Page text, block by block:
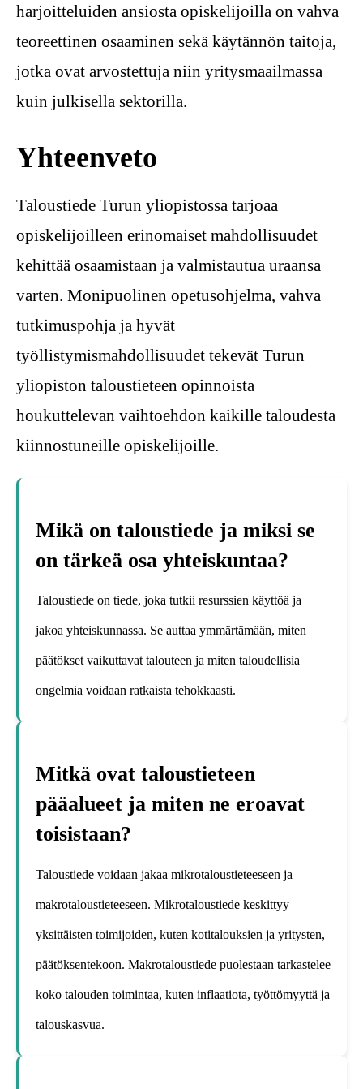
harjoitteluiden ansiosta opiskelijoilla on vahva
teoreettinen osaaminen sekä käytännön taitoja,
jotka ovat arvostettuja niin yritysmaailmassa
kuin julkisella sektorilla.
Yhteenveto
Taloustiede Turun yliopistossa tarjoaa
opiskelijoilleen erinomaiset mahdollisuudet
kehittää osaamistaan ja valmistautua uraansa
varten. Monipuolinen opetusohjelma, vahva
tutkimuspohja ja hyvät
työllistymismahdollisuudet tekevät Turun
yliopiston taloustieteen opinnoista
houkuttelevan vaihtoehdon kaikille taloudesta
kiinnostuneille opiskelijoille.
Mikä on taloustiede ja miksi se
on tärkeä osa yhteiskuntaa?
Taloustiede on tiede, joka tutkii resurssien käyttöä ja
jakoa yhteiskunnassa. Se auttaa ymmärtämään, miten
päätökset vaikuttavat talouteen ja miten taloudellisia
ongelmia voidaan ratkaista tehokkaasti.
Mitkä ovat taloustieteen
pääalueet ja miten ne eroavat
toisistaan?
Taloustiede voidaan jakaa mikrotaloustieteeseen ja
makrotaloustieteeseen. Mikrotaloustiede keskittyy
yksittäisten toimijoiden, kuten kotitalouksien ja yritysten,
päätöksentekoon. Makrotaloustiede puolestaan tarkastelee
koko talouden toimintaa, kuten inflaatiota, työttömyyttä ja
talouskasvua.